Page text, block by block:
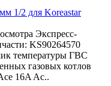
1/2 для Koreastar
Экспресс-
KS90264570
температуры ГВС
газовых котлов
16A Ac..